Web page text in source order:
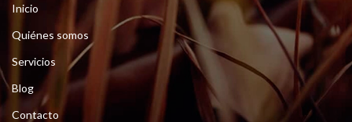
Inicio
Quiénes somos
Servicios
Blog
Contacto